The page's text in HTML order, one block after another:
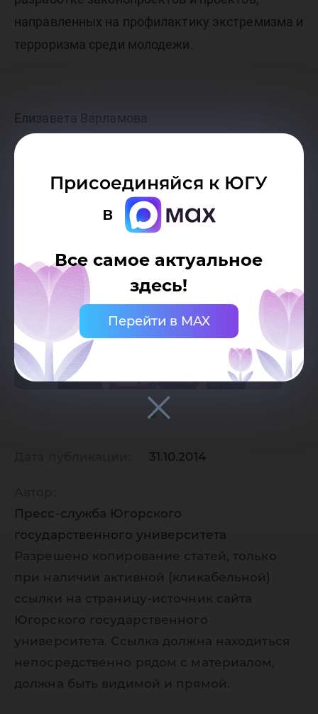
Присоединяйся к ЮГУ
в
Все самое актуальное
здесь!
Перейти в MAX
направленных на профилактику экстремизма и
терроризма среди молодежи.
Елизавета Варламова
31.10.2014
Пресс-служба Югорского
государственного университета
Разрешено копирование статей, только
при наличии активной (кликабельной)
ссылки на страницу-источник сайта
Югорского государственного
университета. Ссылка должна находиться
непосредственно рядом с материалом,
должна быть видимой и прямой.